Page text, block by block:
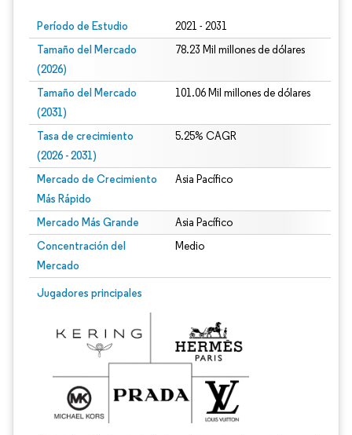
Período de Estudio 2021 - 2031
Tamaño del Mercado
(2026)
78.23 Mil millones de dólares
Tamaño del Mercado
(2031)
101.06 Mil millones de dólares
Tasa de crecimiento
(2026 - 2031)
5.25% CAGR
Mercado de Crecimiento
Más Rápido
Asia Pacífico
Mercado Más Grande Asia Pacífico
Concentración del
Mercado
Medio
Jugadores principales
Imagen © Mordor Intelligence. El uso requiere atribución según CC BY 4.0.